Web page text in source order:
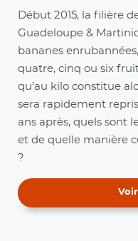
Début 2015, la filière
Guadeloupe &
bananes
quatre, cinq ou six
qu’au kilo constitue
sera rapidement
ans après, quels sont
et de quelle manière
?